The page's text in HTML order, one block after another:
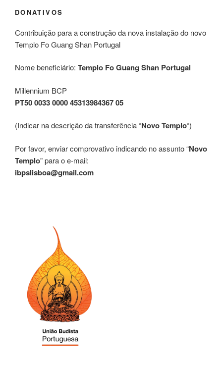
DONATIVOS
Contribuição para a construção da nova instalação do novo
Templo Fo Guang Shan Portugal
Nome beneficiário: Templo Fo Guang Shan Portugal
Millennium BCP
PT50 0033 0000 45313984367 05
(Indicar na descrição da transferência “Novo Templo“)
Por favor, enviar comprovativo indicando no assunto “Novo
Templo” para o e-mail:
ibpslisboa@gmail.com